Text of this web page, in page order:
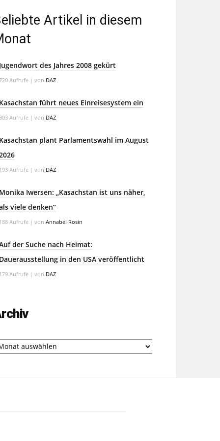
Artikel in diesem
des Jahres 2008 gekürt
Aufrufe | von DAZ
führt neues Einreisesystem ein
Aufrufe | von DAZ
plant Parlamentswahl im August
Aufrufe | von DAZ
Iwersen: „Kasachstan ist uns näher,
viele denken“
Aufrufe | von Annabel Rosin
der Suche nach Heimat:
in den USA veröffentlicht
Aufrufe | von DAZ